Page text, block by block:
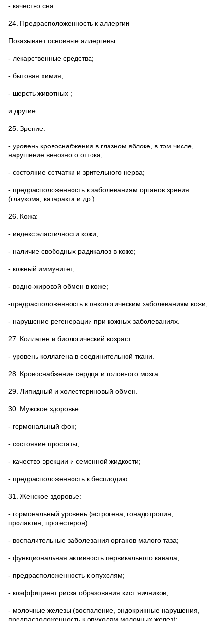
- качество сна.
24. Предрасположенность к аллергии
Показывает основные аллергены:
- лекарственные средства;
- бытовая химия;
- шерсть животных ;
и другие.
25. Зрение:
- уровень кровоснабжения в глазном яблоке, в том числе,
нарушение венозного оттока;
- состояние сетчатки и зрительного нерва;
- предрасположенность к заболеваниям органов зрения
(глаукома, катаракта и др.).
26. Кожа:
- индекс эластичности кожи;
- наличие свободных радикалов в коже;
- кожный иммунитет;
- водно-жировой обмен в коже;
-предрасположенность к онкологическим заболеваниям кожи;
- нарушение регенерации при кожных заболеваниях.
27. Коллаген и биологический возраст:
- уровень коллагена в соединительной ткани.
28. Кровоснабжение сердца и головного мозга.
29. Липидный и холестериновый обмен.
30. Мужское здоровье:
- гормональный фон;
- состояние простаты;
- качество эрекции и семенной жидкости;
- предрасположенность к бесплодию.
31. Женское здоровье:
- гормональный уровень (эстрогена, гонадотропин,
пролактин, прогестерон):
- воспалительные заболевания органов малого таза;
- функциональная активность цервикального канала;
- предрасположенность к опухолям;
- коэффициент риска образования кист яичников;
- молочные железы (воспаление, эндокринные нарушения,
предрасположенность к опухолям молочных желез);